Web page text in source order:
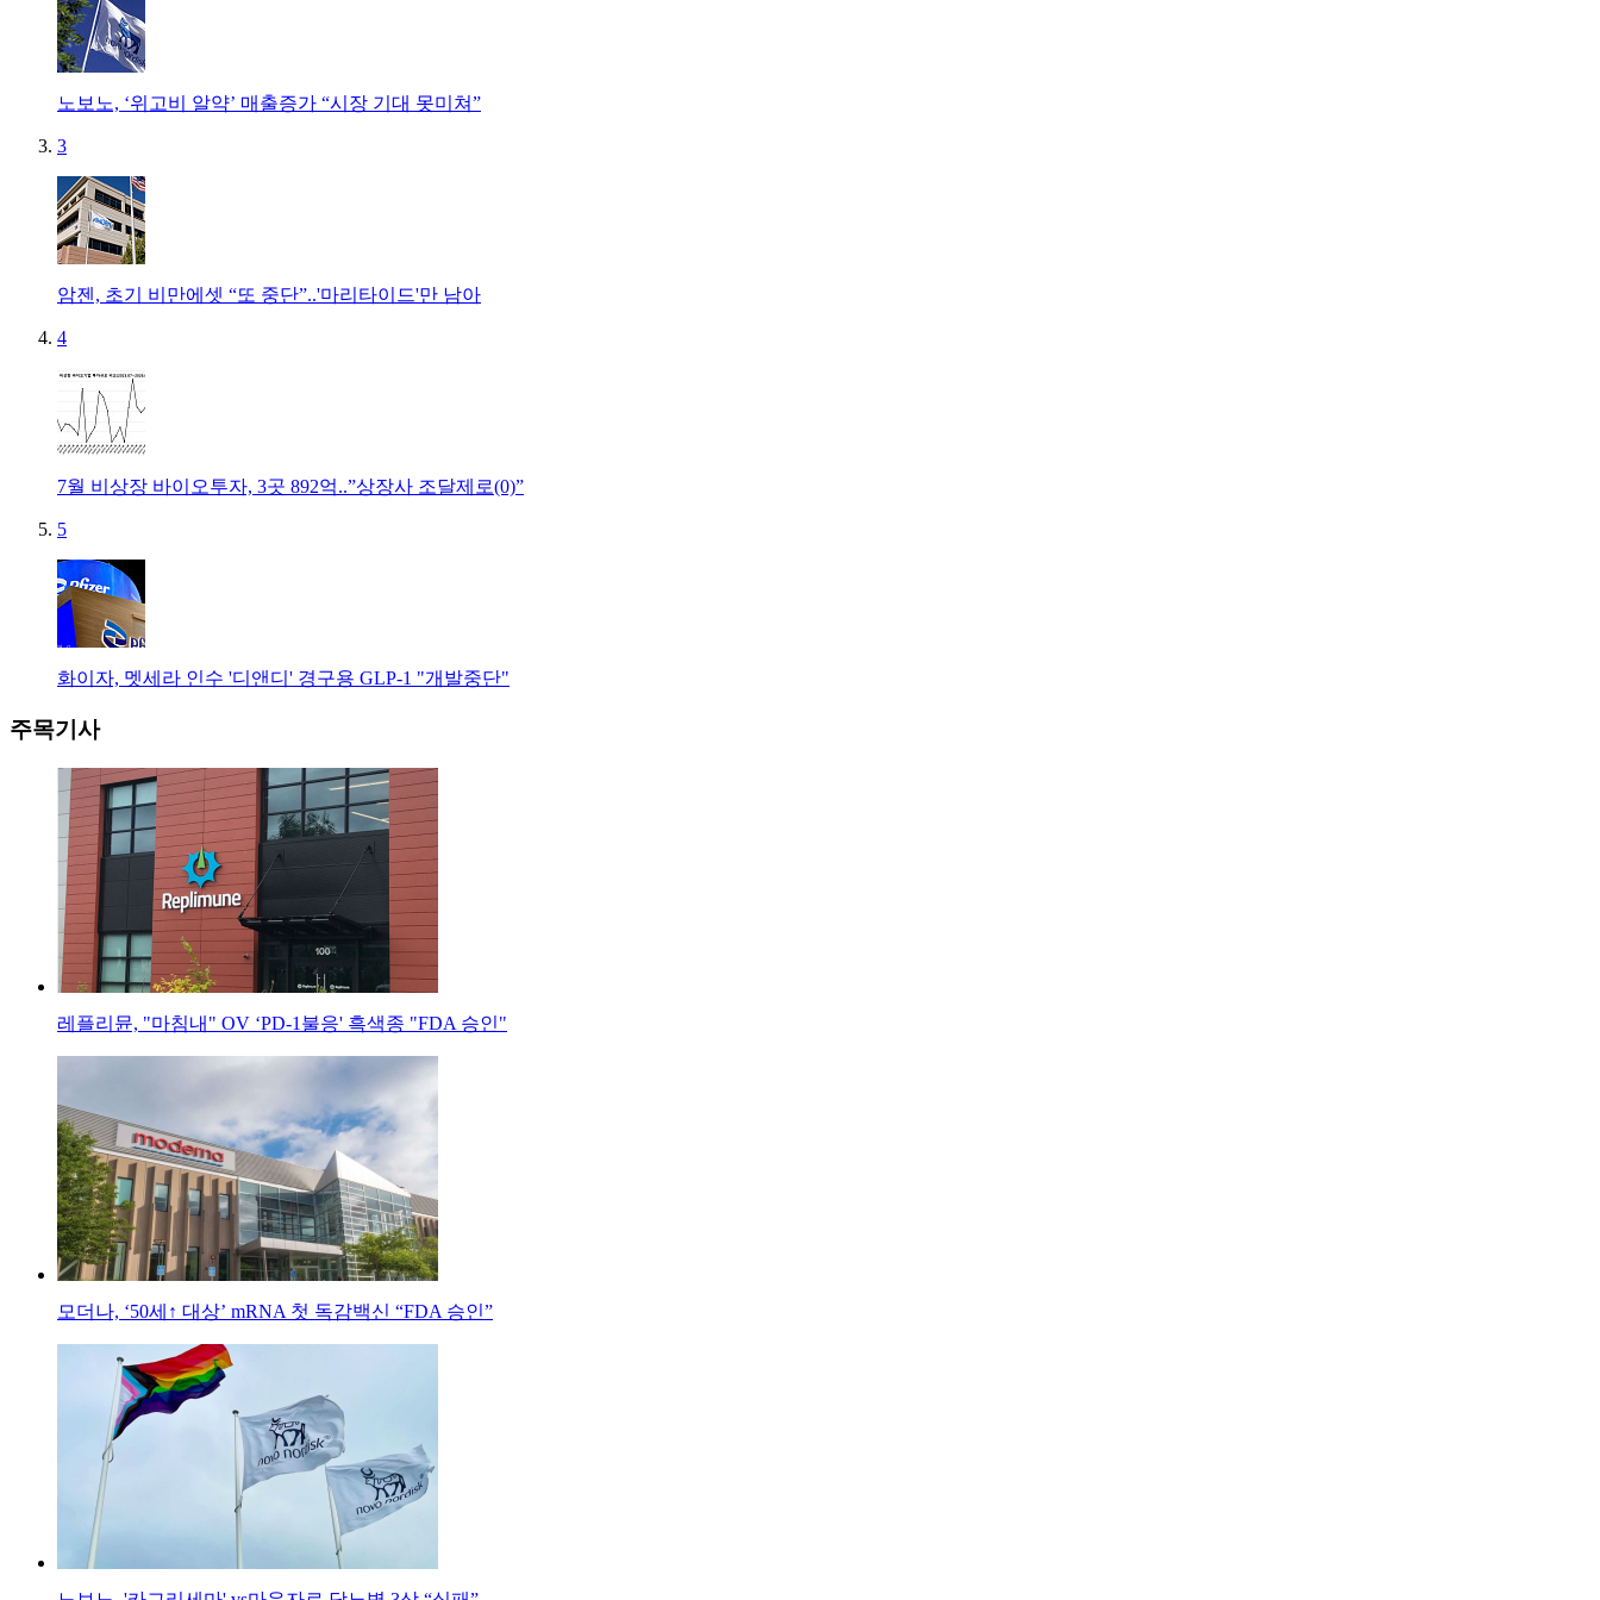
노보노, ‘위고비 알약’ 매출증가 “시장 기대 못미쳐”
3
암젠, 초기 비만에셋 “또 중단”..'마리타이드'만 남아
4
7월 비상장 바이오투자, 3곳 892억..”상장사 조달제로(0)”
5
화이자, 멧세라 인수 '디앤디' 경구용 GLP-1 "개발중단"
주목기사
레플리뮨, "마침내" OV ‘PD-1불응' 흑색종 "FDA 승인"
모더나, ‘50세↑ 대상’ mRNA 첫 독감백신 “FDA 승인”